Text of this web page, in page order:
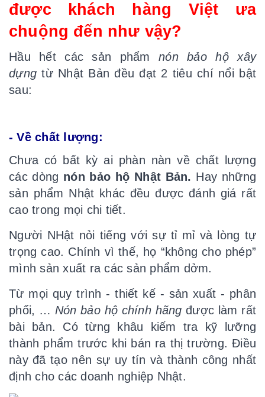
được khách hàng Việt ưa
chuộng đến như vậy?
Hầu hết các sản phẩmnón bảo hộ xây
dựngtừ Nhật Bản đều đạt 2 tiêu chí nổi bật
sau:
- Về chất lượng:
Chưa có bất kỳ ai phàn nàn về chất lượng
các dòng nón bảo hộ N hật Bản. Hay những
sản phẩm Nhật khác đều được đánh giá rất
cao trong mọi chi tiết.
Người NHật nỏi tiếng với sự tỉ mỉ và lòng tự
trọng cao. Chính vì thế, họ “không cho phép”
mình sản xuất ra các sản phẩm dởm.
Từ mọi quy trình - thiết kế - sản xuất - phân
phối, … Nón bảo hộ chính hãng được làm rất
bài bản. Có từng khâu kiếm tra kỹ lưỡng
thành phẩm trước khi bán ra thị trường. Điều
này đã tạo nên sự uy tín và thành công nhất
định cho các doanh nghiệp Nhật.